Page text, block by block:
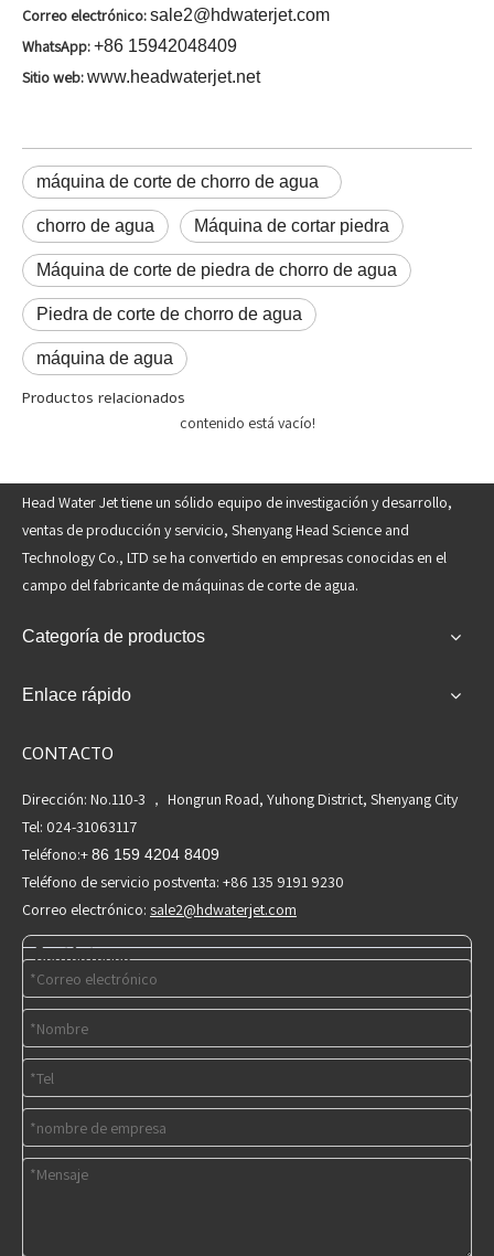
Correo electrónico:sale2@hdwaterjet.com
WhatsApp:+86 15942048409
Sitio web:www.headwaterjet.net
máquina de corte de chorro de agua
chorro de agua Máquina de cortar piedra
Máquina de corte de piedra de chorro de agua
Piedra de corte de chorro de agua
máquina de agua
Productos relacionados
contenido está vacío!
Head Water Jet tiene un sólido equipo de investigación y desarrollo,
ventas de producción y servicio, Shenyang Head Science and
Technology Co., LTD se ha convertido en empresas conocidas en el
campo del fabricante de máquinas de corte de agua.
Categoría de productos
Enlace rápido
CONTACTO
Dirección: No.110-3 ， Hongrun Road, Yuhong District, Shenyang City
Tel: 024-31063117
Teléfono:+86 159 4204 8409
Teléfono de servicio postventa: +86 135 9191 9230
Correo electrónico: sale2@hdwaterjet.com
Contáctenos